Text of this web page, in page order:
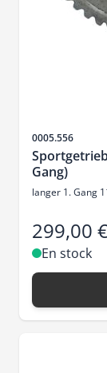
SKU
0005.556
Gang)
langer 1. Gang
299,00
En stock